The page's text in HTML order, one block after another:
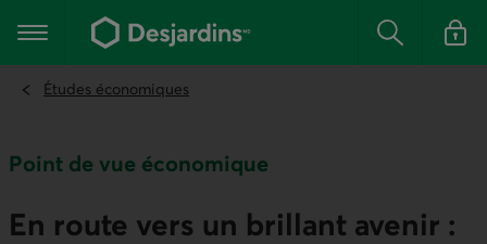
contenu
Menu principal Rechercher
Se
Études économiques
Point de vue économique
En route vers un brillant avenir :